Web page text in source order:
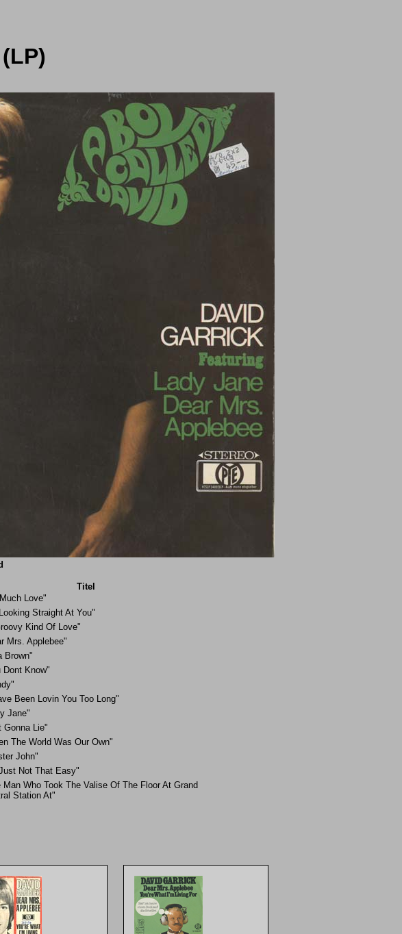
Titel
Love"
Straight At You"
Kind Of Love"
Mrs. Applebee"
Brown"
Dont Know"
Been Lovin You Too Long"
Jane"
Gonna Lie"
The World Was Our Own"
John"
Not That Easy"
Man Who Took The Valise Of The Floor At Grand
Station At"